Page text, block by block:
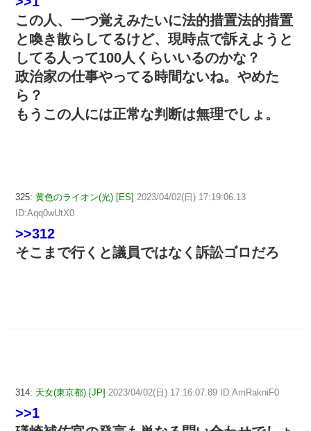
この人、一つ覚えみたいに法的措置法的措置
と喚き散らしてるけど、現時点で訴えようと
してる人って100人くらいいるのかな？
政治家の仕事やってる時間ないね。やめた
ら？
もうこの人には正常な判断は無理でしょ。
325: 黄色のライオン(光) [ES] 2023/04/02(日) 17:19:06.13
ID:Aqq0wUtX0
>>312
そこまで行くと議員ではなく訴訟ゴロだろ
314: 天女(東京都) [JP] 2023/04/02(日) 17:16:07.89 ID:AmRakniF0
>>1